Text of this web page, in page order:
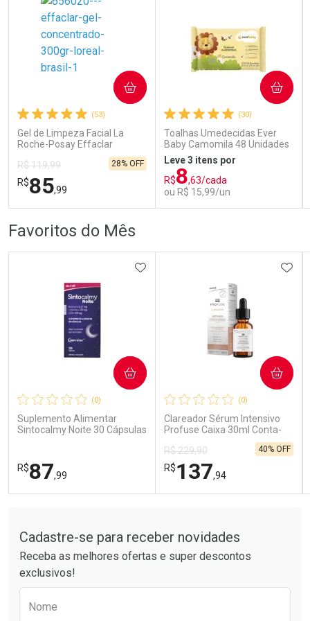
Comprar sem Desconto
Por R$ 153,99/cada
Comprar sem Desconto
Por R$ 153,99/cada
Comprar sem Desconto
Por R$ 104,79/cada
Comprar sem Desconto
Por R$ 104,79/cada
(53)
Gel de Limpeza Facial La
Roche-Posay Effaclar
R$ 119,99
R$85,99
28% OFF
COMPRAR
Comprar sem Desconto
Por R$ 85,99/cada
Por Menos
Comprar sem Desconto
Por R$ 85,99/cada
(30)
Toalhas Umedecidas Ever
Baby Camomila 48 Unidades
Leve 3 itens por
R$8,63/cada
ou R$ 15,99/un
COMPRAR
Comprar sem Desconto
Por R$ 15,99/cada
Por Menos
Comprar sem Desconto
Por R$ 15,99/cada
Favoritos do Mês
(0)
Suplemento Alimentar
Sintocalmy Noite 30 Cápsulas
R$87,99
ADICIONAR AOS FAVORITOS
COMPRAR
Laboratório
Por Menos
(0)
Clareador Sérum Intensivo
Profuse Caixa 30ml Conta-
R$ 229,90
R$137,94
40% OFF
COMPRAR
Laboratório
Por Menos
Cadastre-se para receber novidades
Receba as melhores ofertas e super descontos
exclusivos!
Nome